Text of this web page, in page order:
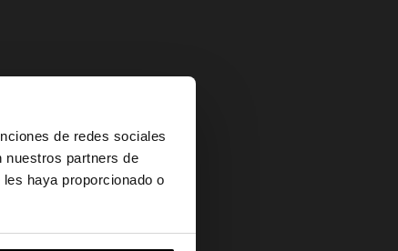
de redes sociales
nuestros partners de
haya proporcionado o
×